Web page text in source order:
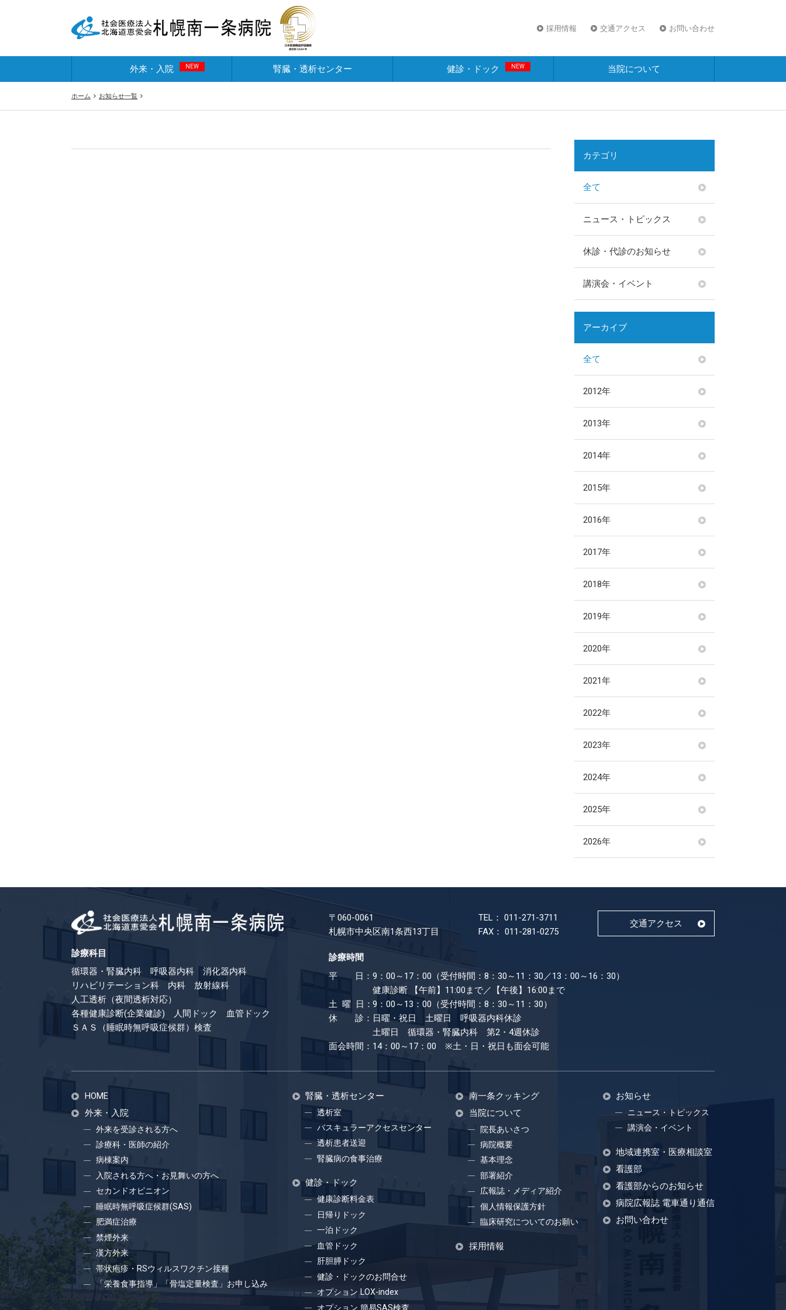
採用情報 交通アクセス お問い合わせ
外来・入院 NEW 腎臓・透析センター 健診・ドック NEW 当院について
ホーム お知らせ一覧
カテゴリ
全て
ニュース・トピックス
休診・代診のお知らせ
講演会・イベント
アーカイブ
全て
2012年
2013年
2014年
2015年
2016年
2017年
2018年
2019年
2020年
2021年
2022年
2023年
2024年
2025年
2026年
診療科目
循環器・腎臓内科 呼吸器内科 消化器内科
リハビリテーション科 内科 放射線科
人工透析（夜間透析対応）
各種健康診断(企業健診) 人間ドック 血管ドック
ＳＡＳ（睡眠時無呼吸症候群）検査
〒060-0061
札幌市中央区南1条西13丁目
TEL： 011-271-3711
FAX： 011-281-0275
交通アクセス
診療時間
平 日： 9：00～17：00（受付時間：8：30～11：30／13：00～16：30）
健康診断
【午前】11:00まで／【午後】16:00まで
土 曜 日：9：00～13：00（受付時間：8：30～11：30）
休 診： 日曜・祝日 土曜日 呼吸器内科休診
土曜日 循環器・腎臓内科 第2・4週休診
面会時間： 14：00～17：00 ※土・日・祝日も​面会可能
HOME
外来・入院
外来を受診される方へ
診療科・医師の紹介
病棟案内
入院される方へ・お見舞いの方へ
セカンドオピニオン
睡眠時無呼吸症候群(SAS)
肥満症治療
禁煙外来
漢方外来
帯状疱疹・RSウィルスワクチン接種
「栄養食事指導」「骨塩定量検査」お申し込み
腎臓・透析センター
透析室
バスキュラーアクセスセンター
透析患者送迎
腎臓病の食事治療
健診・ドック
健康診断料金表
日帰りドック
一泊ドック
血管ドック
肝胆膵ドック
健診・ドックのお問合せ
オプション LOX-index
オプション 簡易SAS検査
南一条クッキング
当院について
院長あいさつ
病院概要
基本理念
部署紹介
広報誌・メディア紹介
個人情報保護方針
臨床研究についてのお願い
採用情報
お知らせ
ニュース・トピックス
講演会・イベント
地域連携室・医療相談室
看護部
看護部からのお知らせ
病院広報誌 電車通り通信
お問い合わせ